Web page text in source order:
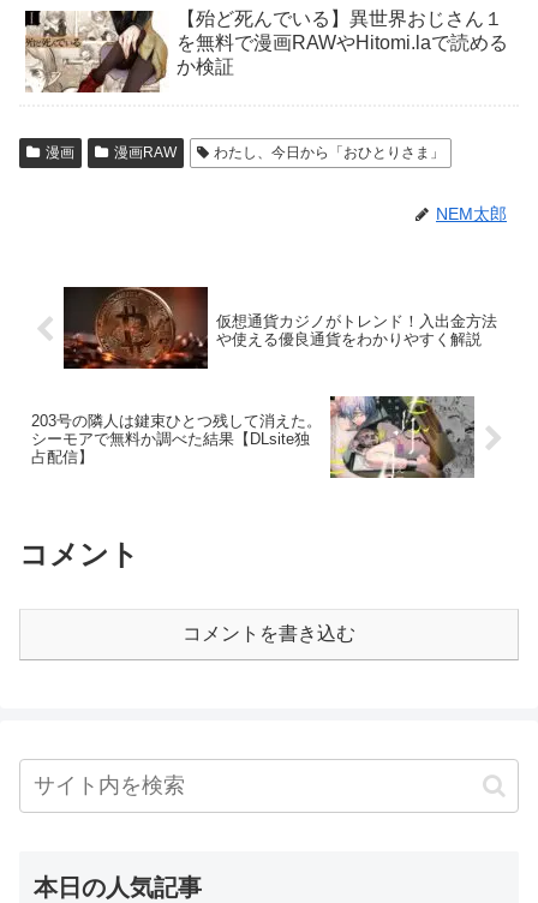
【殆ど死んでいる】異世界おじさん１
を無料で漫画RAWやHitomi.laで読める
か検証
漫画 漫画RAW わたし、今日から「おひとりさま」
NEM太郎
仮想通貨カジノがトレンド！入出金方法
や使える優良通貨をわかりやすく解説
203号の隣人は鍵束ひとつ残して消えた。
シーモアで無料か調べた結果【DLsite独
占配信】
コメント
コメントを書き込む
本日の人気記事